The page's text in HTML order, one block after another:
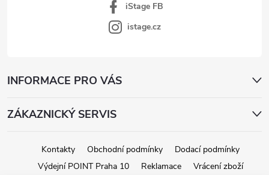
iStage FB
istage.cz
INFORMACE PRO VÁS
ZÁKAZNICKÝ SERVIS
Kontakty Obchodní podmínky
Dodací podmínky
Výdejní POINT Praha 10
Reklamace
Vrácení zboží